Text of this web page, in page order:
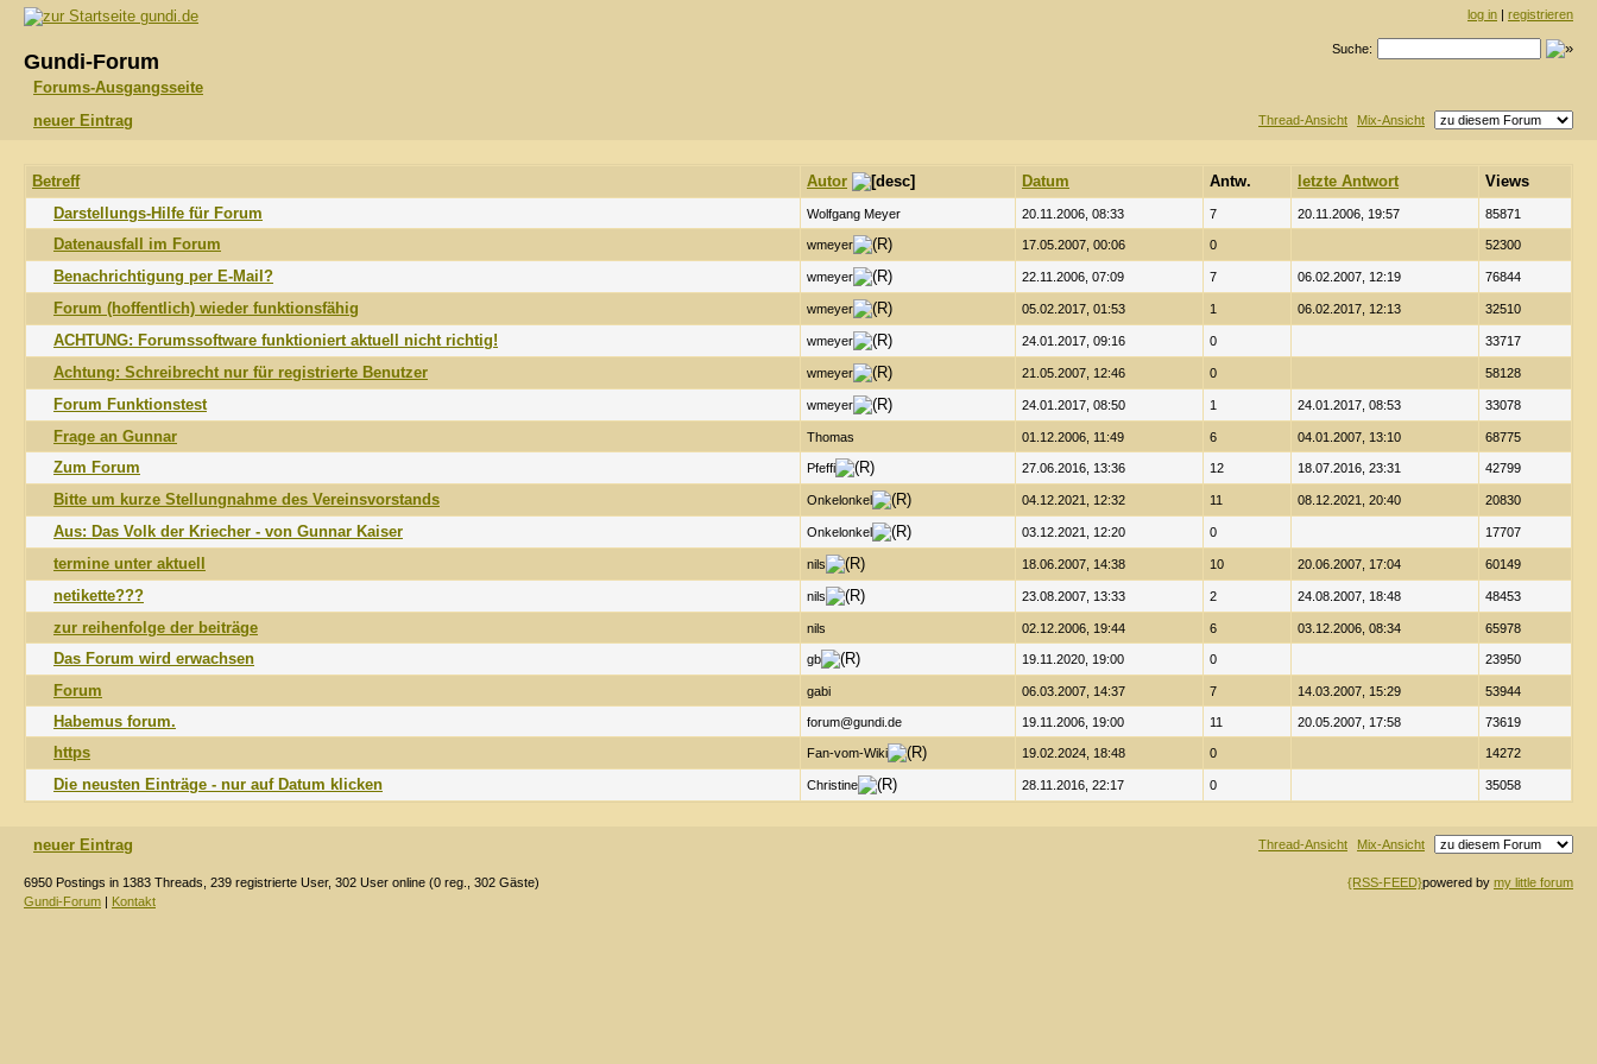
gundi.de
Gundi-Forum
Forums-Ausgangsseite
log in | registrieren
Suche:
neuer Eintrag Thread-Ansicht Mix-Ansicht
Betreff Autor Datum Antw. letzte Antwort
Views
Darstellungs-Hilfe für Forum
Wolfgang Meyer 20.11.2006, 08:33 7 20.11.2006, 19:57 85871
Datenausfall im Forum wmeyer 17.05.2007, 00:06 0 52300
Benachrichtigung per E-Mail? wmeyer 22.11.2006, 07:09 7 06.02.2007, 12:19 76844
Forum (hoffentlich) wieder funktionsfähig wmeyer 05.02.2017, 01:53 1 06.02.2017, 12:13 32510
ACHTUNG: Forumssoftware funktioniert aktuell nicht richtig! wmeyer 24.01.2017, 09:16 0 33717
Achtung: Schreibrecht nur für registrierte Benutzer wmeyer 21.05.2007, 12:46 0 58128
Forum Funktionstest wmeyer 24.01.2017, 08:50 1 24.01.2017, 08:53 33078
Frage an Gunnar Thomas 01.12.2006, 11:49 6 04.01.2007, 13:10 68775
Zum Forum Pfeffi 27.06.2016, 13:36 12 18.07.2016, 23:31 42799
Bitte um kurze Stellungnahme des Vereinsvorstands Onkelonkel 04.12.2021, 12:32 11 08.12.2021, 20:40 20830
Aus: Das Volk der Kriecher - von Gunnar Kaiser Onkelonkel 03.12.2021, 12:20 0 17707
termine unter aktuell nils 18.06.2007, 14:38 10 20.06.2007, 17:04 60149
netikette??? nils 23.08.2007, 13:33 2 24.08.2007, 18:48 48453
zur reihenfolge der beiträge nils 02.12.2006, 19:44 6 03.12.2006, 08:34 65978
Das Forum wird erwachsen gb 19.11.2020, 19:00 0 23950
Forum gabi 06.03.2007, 14:37 7 14.03.2007, 15:29 53944
Habemus forum. forum@gundi.de 19.11.2006, 19:00 11 20.05.2007, 17:58 73619
https Fan-vom-Wiki 19.02.2024, 18:48 0 14272
Die neusten Einträge - nur auf Datum klicken Christine 28.11.2016, 22:17 0 35058
neuer Eintrag Thread-Ansicht Mix-Ansicht
6950 Postings in 1383 Threads, 239 registrierte User, 302 User online (0 reg., 302 Gäste)
Gundi-Forum | Kontakt
{RSS-FEED}powered by my little forum